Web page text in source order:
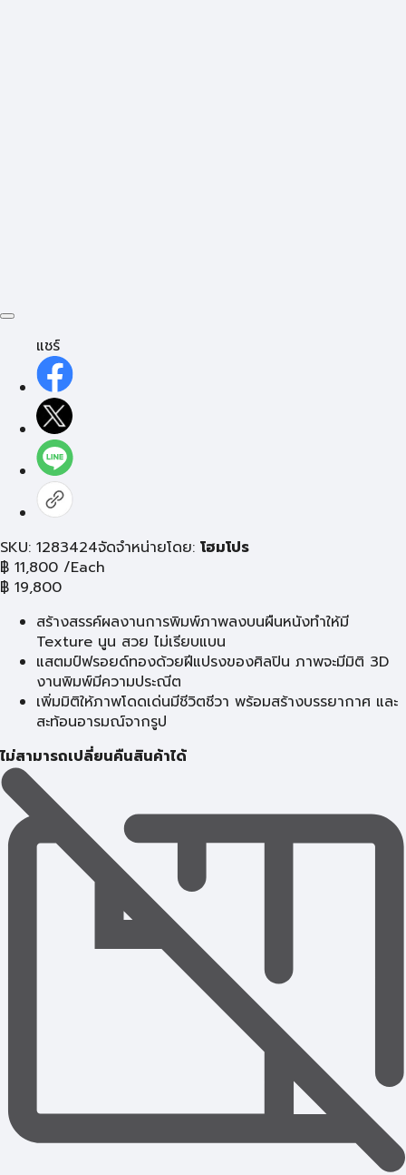
แชร์
SKU: 1283424จัดจำหน่ายโดย: โฮมโปร
฿ 11,800 /Each
฿ 19,800
สร้างสรรค์ผลงานการพิมพ์ภาพลงบนผืนหนังทำให้มี
Texture นูน สวย ไม่เรียบแบน
แสตมป์ฟรอยด์ทองด้วยฝีแปรงของศิลปิน ภาพจะมีมิติ 3D
งานพิมพ์มีความประณีต
เพิ่มมิติให้ภาพโดดเด่นมีชีวิตชีวา พร้อมสร้างบรรยากาศ และ
สะท้อนอารมณ์จากรูป
ไม่สามารถเปลี่ยนคืนสินค้าได้